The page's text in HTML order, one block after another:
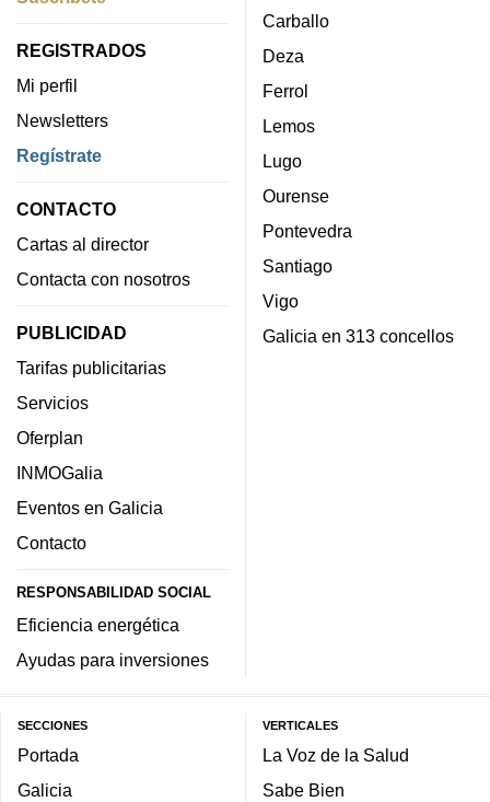
REGISTRADOS
Mi perfil
Newsletters
Regístrate
CONTACTO
Cartas al director
Contacta con nosotros
PUBLICIDAD
Tarifas publicitarias
Servicios
Oferplan
INMOGalia
Eventos en Galicia
Contacto
RESPONSABILIDAD SOCIAL
Eficiencia energética
Ayudas para inversiones
Carballo
Deza
Ferrol
Lemos
Lugo
Ourense
Pontevedra
Santiago
Vigo
Galicia en 313 concellos
SECCIONES
Portada
Galicia
VERTICALES
La Voz de la Salud
Sabe Bien